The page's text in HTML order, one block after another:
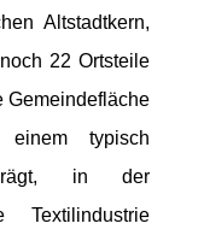
Altstadtkern,
22 Ortsteile
Gemeindefläche
typisch
in der
Textilindustrie